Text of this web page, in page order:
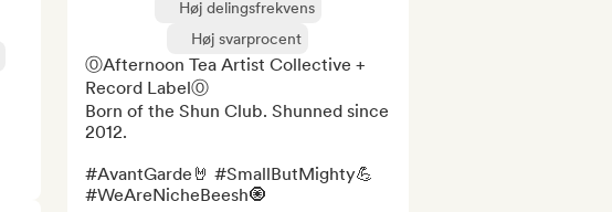
Høj delingsfrekvens
Høj svarprocent
ⓄAfternoon Tea Artist Collective +
Record LabelⓄ
Born of the Shun Club. Shunned since
2012.
#AvantGarde🤘 #SmallButMighty💪
#WeAreNicheBeesh🧿